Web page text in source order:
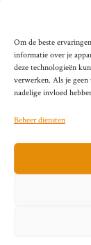
Om de beste
informatie over je
deze technologieën
verwerken. Als je
nadelige invloed
Beheer diensten
Sitemap